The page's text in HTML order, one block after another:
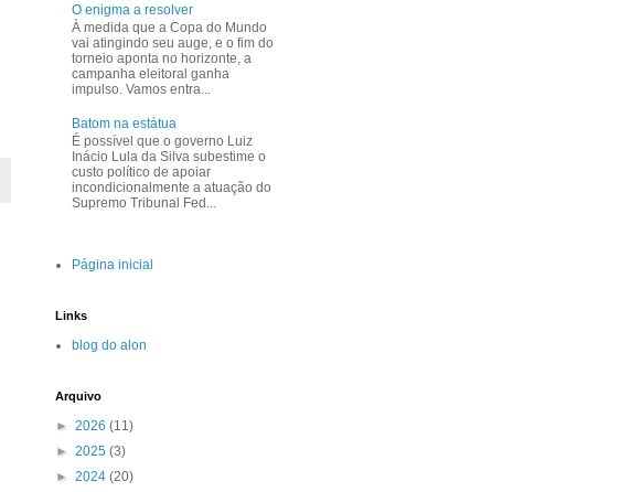
O enigma a resolver
À medida que a Copa do Mundo
vai atingindo seu auge, e o fim do
torneio aponta no horizonte, a
campanha eleitoral ganha
impulso. Vamos entra...
Batom na estátua
É possível que o governo Luiz
Inácio Lula da Silva subestime o
custo político de apoiar
incondicionalmente a atuação do
Supremo Tribunal Fed...
Página inicial
Links
blog do alon
Arquivo
► 2026 (11)
► 2025 (3)
► 2024 (20)